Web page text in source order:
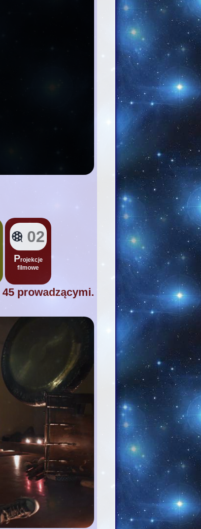
02
Projekcje
filmowe
45 prowadzącymi.